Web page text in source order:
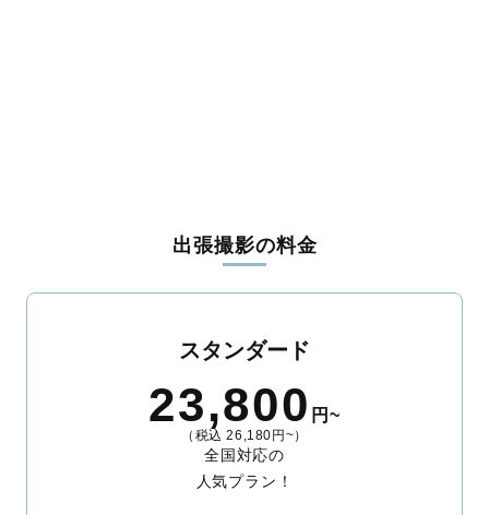
出張撮影の料金
スタンダード
23,800 円~
（税込 26,180円~）
全国対応の
人気プラン！